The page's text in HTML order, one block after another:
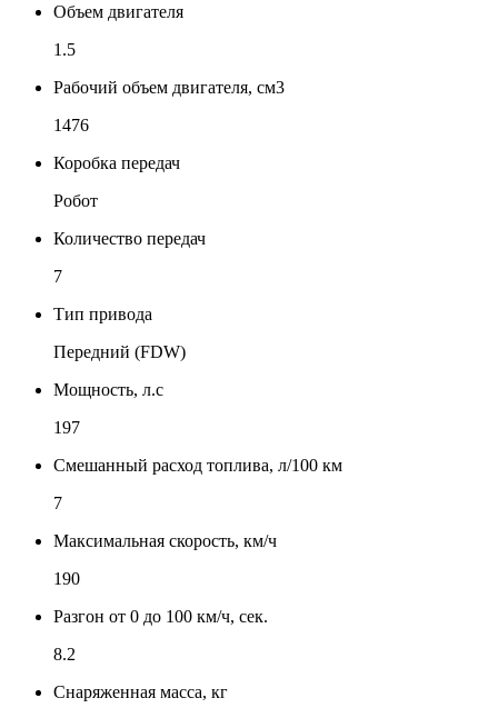
Объем двигателя
1.5
Рабочий объем двигателя, см3
1476
Коробка передач
Робот
Количество передач
7
Тип привода
Передний (FDW)
Мощность, л.с
197
Смешанный расход топлива, л/100 км
7
Максимальная скорость, км/ч
190
Разгон от 0 до 100 км/ч, сек.
8.2
Снаряженная масса, кг